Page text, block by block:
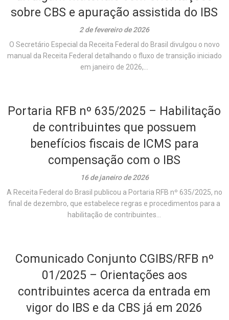
sobre CBS e apuração assistida do IBS
2 de fevereiro de 2026
O Secretário Especial da Receita Federal do Brasil divulgou o novo
manual da Receita Federal detalhando o fluxo de transição iniciado
em janeiro de 2026,...
Portaria RFB nº 635/2025 – Habilitação
de contribuintes que possuem
benefícios fiscais de ICMS para
compensação com o IBS
16 de janeiro de 2026
A Receita Federal do Brasil publicou a Portaria RFB nº 635/2025, no
final de dezembro, que estabelece regras e procedimentos para a
habilitação de contribuintes...
Comunicado Conjunto CGIBS/RFB nº
01/2025 – Orientações aos
contribuintes acerca da entrada em
vigor do IBS e da CBS já em 2026